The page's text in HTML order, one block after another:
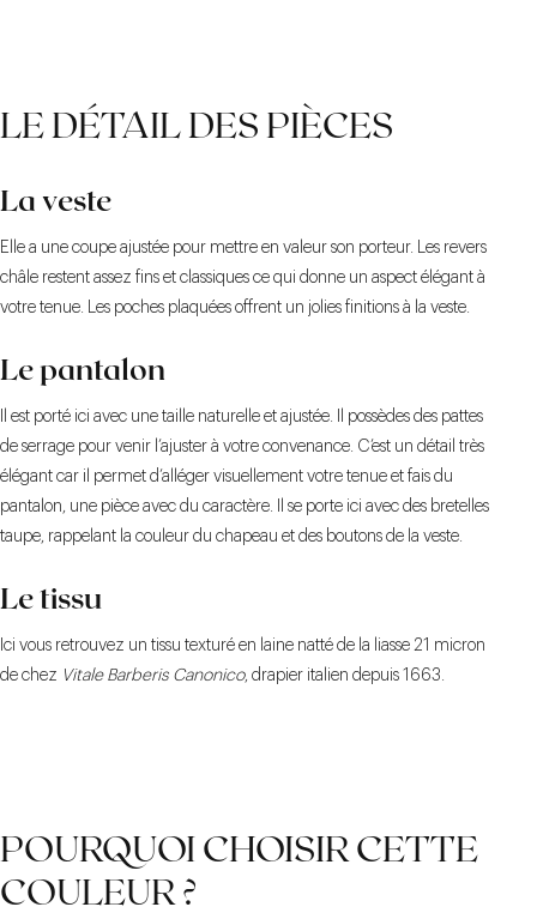
LE DÉTAIL DES PIÈCES
La veste
Elle a une coupe ajustée pour mettre en valeur son porteur. Les revers
châle restent assez fins et classiques ce qui donne un aspect élégant à
votre tenue. Les poches plaquées offrent un jolies finitions à la veste.
Le pantalon
Il est porté ici avec une taille naturelle et ajustée. Il possèdes des pattes
de serrage pour venir l’ajuster à votre convenance. C’est un détail très
élégant car il permet d’alléger visuellement votre tenue et fais du
pantalon, une pièce avec du caractère. Il se porte ici avec des bretelles
taupe, rappelant la couleur du chapeau et des boutons de la veste.
Le tissu
Ici vous retrouvez un tissu texturé en laine natté de la liasse 21 micron
de chez Vitale Barberis Canonico, drapier italien depuis 1663.
POURQUOI CHOISIR CETTE
COULEUR ?